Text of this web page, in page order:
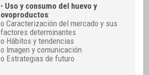
• Uso y consumo del huevo y
ovoproductos:
o Caracterización del mercado y sus
factores determinantes
o Hábitos y tendencias
o Imagen y comunicación
o Estrategias de futuro